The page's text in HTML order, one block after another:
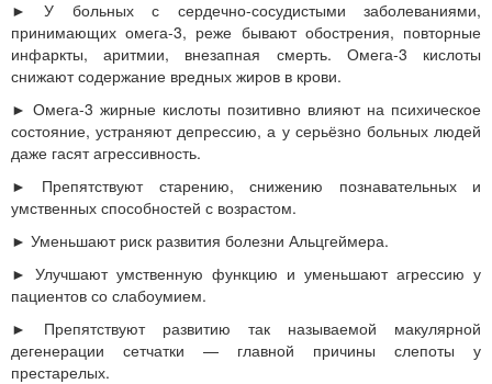
► У больных с сердечно-сосудистыми заболеваниями,
принимающих омега-3, реже бывают обострения, повторные
инфаркты, аритмии, внезапная смерть. Омега-3 кислоты
снижают содержание вредных жиров в крови.
► Омега-3 жирные кислоты позитивно влияют на психическое
состояние, устраняют депрессию, а у серьёзно больных людей
даже гасят агрессивность.
► Препятствуют старению, снижению познавательных и
умственных способностей с возрастом.
► Уменьшают риск развития болезни Альцгеймера.
► Улучшают умственную функцию и уменьшают агрессию у
пациентов со слабоумием.
► Препятствуют развитию так называемой макулярной
дегенерации сетчатки — главной причины слепоты у
престарелых.